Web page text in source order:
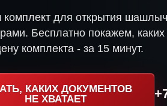
комплект для открытия
Бесплатно покажем,
комплекта - за 15 минут.
КАКИХ ДОКУМЕНТОВ
НЕ ХВАТАЕТ